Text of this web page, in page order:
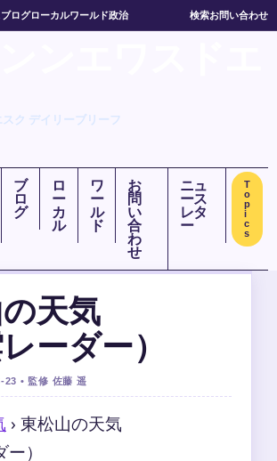
ブログローカルワールド政治 検索お問い合わせ
ク デイリーブリーフ
ブ
ロ
グ
ロ
ー
カ
ル
ワ
ー
ル
ド
お
問
い
合
わ
せ
ニュ
ース
レタ
ー
T
o
p
i
c
s
天気
レーダー）
23 • 監修 佐藤 遥
› 東松山の天気
）